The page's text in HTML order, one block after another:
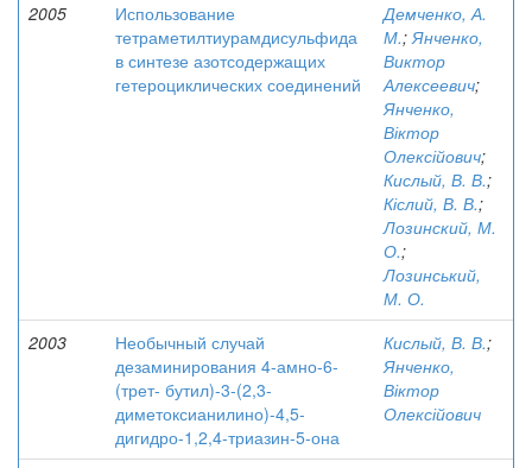
2005
Использование
тетраметилтиурамдисульфида
в синтезе азотсодержащих
гетероциклических соединений
Демченко, А.
М.;Янченко,
Виктор
Алексеевич;
Янченко,
Віктор
Олексійович;
Кислый, В. В.;
Кіслий, В. В.;
Лозинский, М.
О.;
Лозинський,
М. О.
2003
Необычный случай
дезаминирования 4-амно-6-
(трет- бутил)-3-(2,3-
диметоксианилино)-4,5-
дигидро-1,2,4-триазин-5-она
Кислый, В. В.;
Янченко,
Віктор
Олексійович